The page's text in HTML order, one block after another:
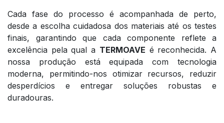
Cada fase do processo é acompanhada de perto,
desde a escolha cuidadosa dos materiais até os testes
finais, garantindo que cada componente reflete a
excelência pela qual a TERMOAVE é reconhecida. A
nossa produção está equipada com tecnologia
moderna, permitindo-nos otimizar recursos, reduzir
desperdícios e entregar soluções robustas e
duradouras.